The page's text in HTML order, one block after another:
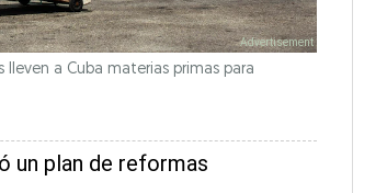
a Cuba materias primas para
un plan de reformas